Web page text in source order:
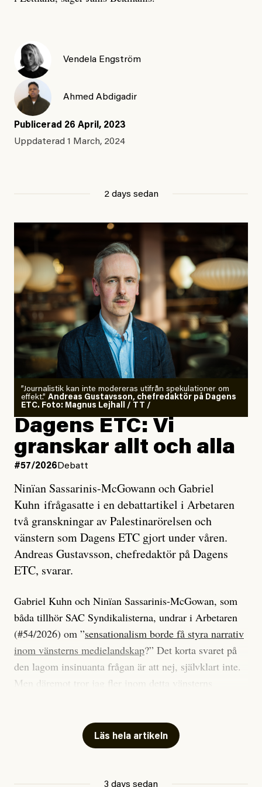
Vendela Engström
Ahmed Abdigadir
Publicerad 26 April, 2023
Uppdaterad 1 March, 2024
2 days sedan
”Journalistik kan inte modereras utifrån spekulationer om
effekt.” Andreas Gustavsson, chefredaktör på Dagens
ETC. Foto: Magnus Lejhall / TT /
Dagens ETC: Vi
granskar allt och alla
#57/2026Debatt
Ninïan Sassarinis-McGowann och Gabriel
Kuhn ifrågasatte i en debattartikel i Arbetaren
två granskningar av Palestinarörelsen och
vänstern som Dagens ETC gjort under våren.
Andreas Gustavsson, chefredaktör på Dagens
ETC, svarar.
Gabriel Kuhn och Ninïan Sassarinis-McGowan, som
båda tillhör SAC Syndikalisterna, undrar i Arbetaren
(#54/2026) om ”sensationalism borde få styra narrativ
inom vänsterns medielandskap?” Det korta svaret på
den lagom insinuanta frågan är att nej, självklart inte.
Men däremot tror jag fler inom detta vänsterns
journalistik som vänder sig till många snarare än att
jaga inbördes beundran. Det har i alla fall fungerat för
Läs hela artikeln
3 days sedan